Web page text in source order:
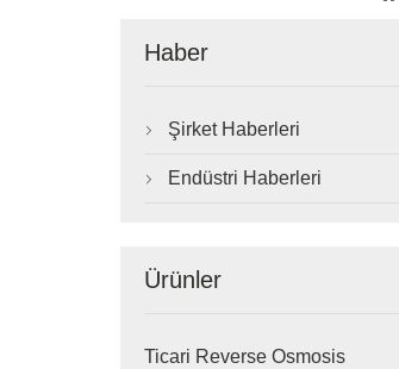
Haber
 Şirket Haberleri
 Endüstri Haberleri
Ürünler
Ticari Reverse Osmosis